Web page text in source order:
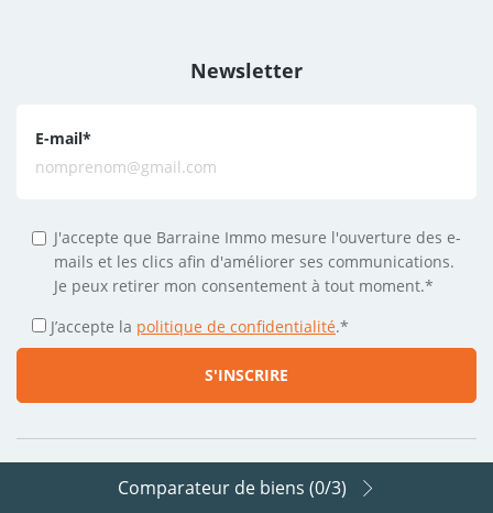
Newsletter
E-mail*
J'accepte que Barraine Immo mesure l'ouverture des e-
mails et les clics afin d'améliorer ses communications.
Je peux retirer mon consentement à tout moment.*
J’accepte la politique de confidentialité.*
Suivez-nous sur les réseaux
Comparateur de biens (0/3)